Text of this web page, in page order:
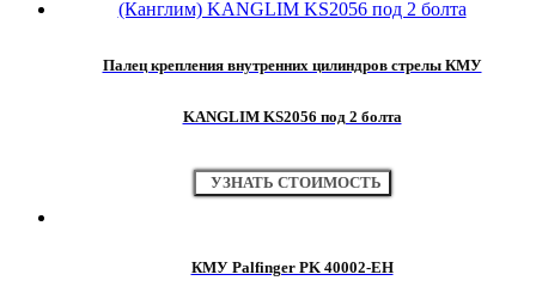
Палец крепления внутренних цилиндров стрелы КМУ
KANGLIM KS2056 под 2 болта
УЗНАТЬ СТОИМОСТЬ
КМУ Palfinger PK 40002-EH